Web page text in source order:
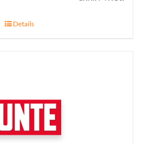
Details